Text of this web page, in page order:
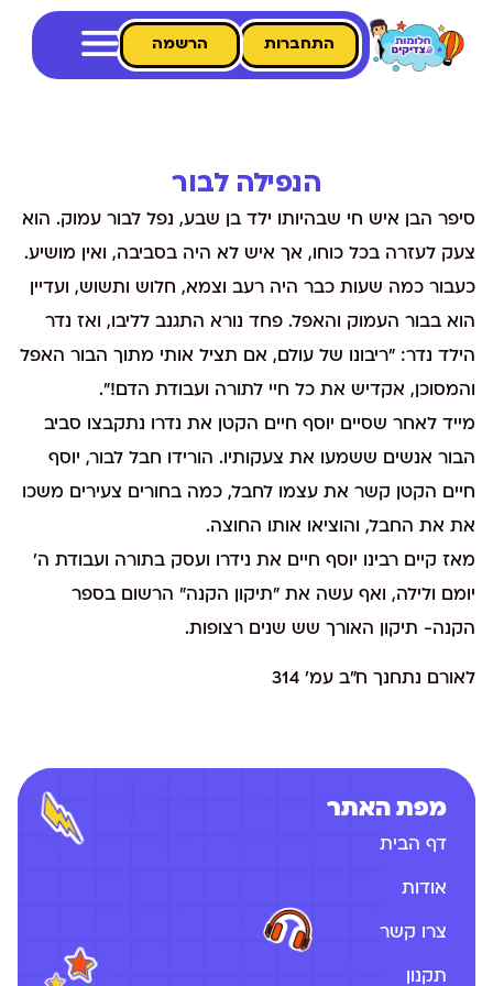
התחברות הרשמה
הנפילה לבור
סיפר הבן איש חי שבהיותו ילד בן שבע, נפל לבור עמוק. הוא
צעק לעזרה בכל כוחו, אך איש לא היה בסביבה, ואין מושיע.
כעבור כמה שעות כבר היה רעב וצמא, חלוש ותשוש, ועדיין
הוא בבור העמוק והאפל. פחד נורא התגנב לליבו, ואז נדר
הילד נדר: "ריבונו של עולם, אם תציל אותי מתוך הבור האפל
והמסוכן, אקדיש את כל חיי לתורה ועבודת הדם!".
מייד לאחר שסיים יוסף חיים הקטן את נדרו נתקבצו סביב
הבור אנשים ששמעו את צעקותיו. הורידו חבל לבור, יוסף
חיים הקטן קשר את עצמו לחבל, כמה בחורים צעירים משכו
את את החבל, והוציאו אותו החוצה.
מאז קיים רבינו יוסף חיים את נידרו ועסק בתורה ועבודת ה'
יומם ולילה, ואף עשה את "תיקון הקנה" הרשום בספר
הקנה- תיקון האורך שש שנים רצופות.
לאורם נתחנך ח"ב עמ' 314
מפת האתר
דף הבית
אודות
צרו קשר
תקנון